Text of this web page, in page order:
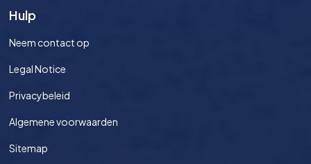
Hulp
Neem contact op
Legal Notice
Privacybeleid
Algemene voorwaarden
Sitemap